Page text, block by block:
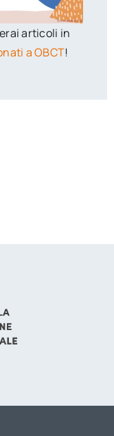
articoli in
a OBCT!